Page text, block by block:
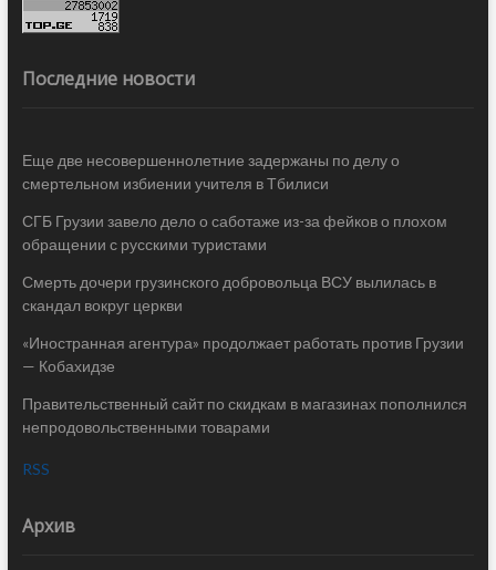
Последние новости
Еще две несовершеннолетние задержаны по делу о
смертельном избиении учителя в Тбилиси
СГБ Грузии завело дело о саботаже из-за фейков о плохом
обращении с русскими туристами
Смерть дочери грузинского добровольца ВСУ вылилась в
скандал вокруг церкви
«Иностранная агентура» продолжает работать против Грузии
— Кобахидзе
Правительственный сайт по скидкам в магазинах пополнился
непродовольственными товарами
RSS
Архив